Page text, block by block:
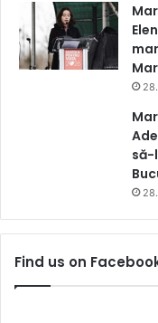
să-
Find us on